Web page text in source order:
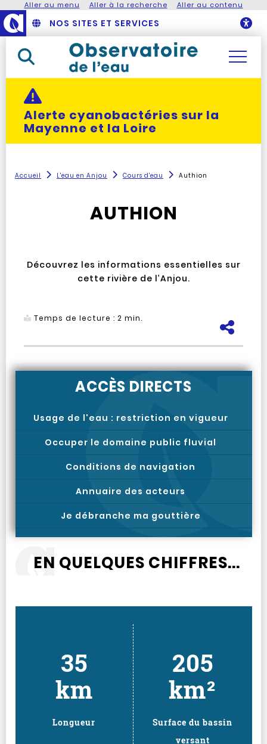
Aller au menu Aller à la recherche Aller au contenu
NOS SITES ET SERVICES
Rechercher dans le site
Actualité alerte :
Alerte cyanobactéries sur la
Mayenne et la Loire
Accueil L'eau en Anjou Cours d'eau Authion
AUTHION
Découvrez les informations essentielles sur
cette rivière de l’Anjou.
Temps de lecture : 2 min.
ACCÈS DIRECTS
Usage de l'eau : restriction en vigueur
Occuper le domaine public fluvial
Conditions de navigation
Annuaire des acteurs
Je débranche ma gouttière
EN QUELQUES CHIFFRES...
35
km
Longueur
205
km²
Surface du bassin
versant